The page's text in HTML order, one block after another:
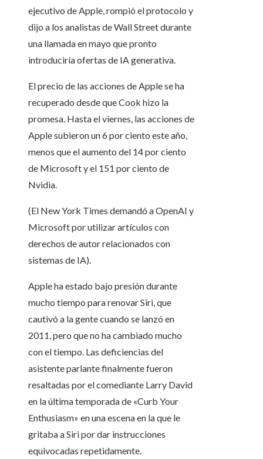
ejecutivo de Apple, rompió el protocolo y
dijo a los analistas de Wall Street durante
una llamada en mayo que pronto
introduciría ofertas de IA generativa.
El precio de las acciones de Apple se ha
recuperado desde que Cook hizo la
promesa. Hasta el viernes, las acciones de
Apple subieron un 6 por ciento este año,
menos que el aumento del 14 por ciento
de Microsoft y el 151 por ciento de
Nvidia.
(El New York Times demandó a OpenAI y
Microsoft por utilizar artículos con
derechos de autor relacionados con
sistemas de IA).
Apple ha estado bajo presión durante
mucho tiempo para renovar Siri, que
cautivó a la gente cuando se lanzó en
2011, pero que no ha cambiado mucho
con el tiempo. Las deficiencias del
asistente parlante finalmente fueron
resaltadas por el comediante Larry David
en la última temporada de «Curb Your
Enthusiasm» en una escena en la que le
gritaba a Siri por dar instrucciones
equivocadas repetidamente.